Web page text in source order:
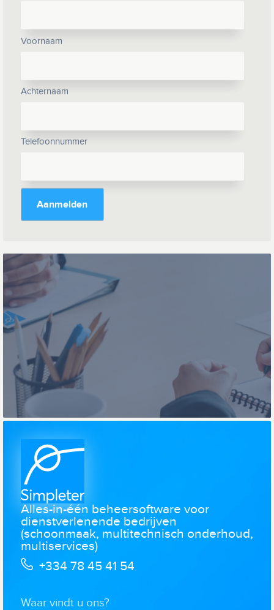
Voornaam
Achternaam
Telefoonnummer
Alles-in-één beheersoftware voor
dienstverlenende bedrijven
(schoonmaak, multitechnisch onderhoud,
multiservices)
+334 78 45 41 54
Waar vindt u ons?